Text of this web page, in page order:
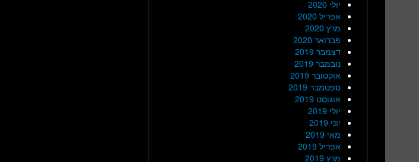
יולי 2020
אפריל 2020
מרץ 2020
פברואר 2020
דצמבר 2019
נובמבר 2019
אוקטובר 2019
ספטמבר 2019
אוגוסט 2019
יולי 2019
יוני 2019
מאי 2019
אפריל 2019
מרץ 2019